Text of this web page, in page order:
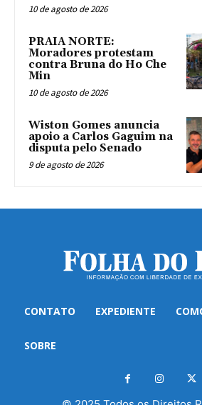
10 de agosto de 2026
PRAIA NORTE:
Moradores protestam
contra Bruna do Ho Che
Min
10 de agosto de 2026
Wiston Gomes anuncia
apoio a Carlos Gaguim na
disputa pelo Senado
9 de agosto de 2026
CONTATO EXPEDIENTE
SOBRE